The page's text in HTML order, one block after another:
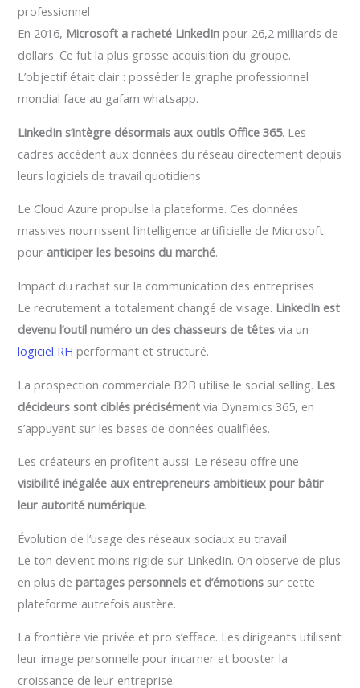
professionnel
En 2016, Microsoft a racheté LinkedIn pour 26,2 milliards de
dollars. Ce fut la plus grosse acquisition du groupe.
L’objectif était clair : posséder le graphe professionnel
mondial face au gafam whatsapp.
LinkedIn s’intègre désormais aux outils Office 365. Les
cadres accèdent aux données du réseau directement depuis
leurs logiciels de travail quotidiens.
Le Cloud Azure propulse la plateforme. Ces données
massives nourrissent l’intelligence artificielle de Microsoft
pour anticiper les besoins du marché.
Impact du rachat sur la communication des entreprises
Le recrutement a totalement changé de visage. LinkedIn est
devenu l’outil numéro un des chasseurs de têtes via un
logiciel RH performant et structuré.
La prospection commerciale B2B utilise le social selling. Les
décideurs sont ciblés précisément via Dynamics 365, en
s’appuyant sur les bases de données qualifiées.
Les créateurs en profitent aussi. Le réseau offre une
visibilité inégalée aux entrepreneurs ambitieux pour bâtir
leur autorité numérique.
Évolution de l’usage des réseaux sociaux au travail
Le ton devient moins rigide sur LinkedIn. On observe de plus
en plus departages personnels et d’émotions sur cette
plateforme autrefois austère.
La frontière vie privée et pro s’efface. Les dirigeants utilisent
leur image personnelle pour incarner et booster la
croissance de leur entreprise.